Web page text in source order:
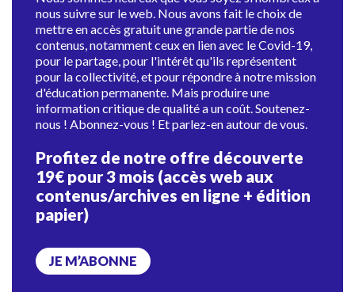
nous suivre sur le web. Nous avons fait le choix de
mettre en accès gratuit une grande partie de nos
contenus, notamment ceux en lien avec le Covid-19,
pour le partage, pour l'intérêt qu'ils représentent
pour la collectivité, et pour répondre à notre mission
d'éducation permanente. Mais produire une
information critique de qualité a un coût. Soutenez-
nous ! Abonnez-vous ! Et parlez-en autour de vous.
Profitez de notre offre découverte
19€ pour 3 mois (accès web aux
contenus/archives en ligne + édition
papier)
JE M’ABONNE